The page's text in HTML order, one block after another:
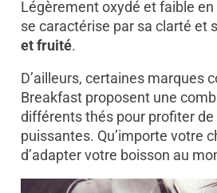
Légèrement oxydé et faible
se caractérise par sa clarté et
et fruité.
D’ailleurs, certaines marques
Breakfast proposent une
différents thés pour profiter de
puissantes. Qu’importe votre
d’adapter votre boisson au